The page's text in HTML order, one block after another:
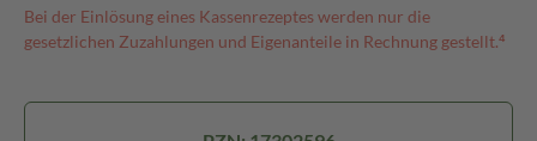
Bei der Einlösung eines Kassenrezeptes werden nur die
gesetzlichen Zuzahlungen und Eigenanteile in Rechnung gestellt.⁴